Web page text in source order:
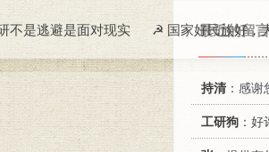
不是逃避是面对现实 ☭ 国家好民族好，
最近的留
持清 ：感
工研狗 ：好